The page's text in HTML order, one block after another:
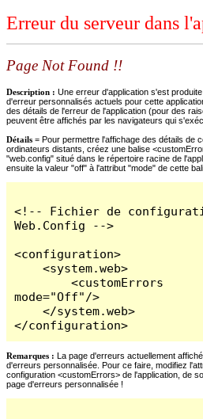
Erreur du serveur dans
Page Not Found !!
Description : Une erreur d'application s'est
d'erreur personnalisés actuels pour cette
des détails de l'erreur de l'application (pour des
peuvent être affichés par les navigateurs qui
Détails = Pour permettre l'affichage des détails de
ordinateurs distants, créez une balise
"web.config" situé dans le répertoire racine de
ensuite la valeur "off" à l'attribut "mode" de cette
<!-- Fichier de
Web.Config -->
<configuration>
    <system.web>
        <customErrors
mode="Off"/>
    </system.web>
</configuration>
Remarques : La page d'erreurs actuellement
d'erreurs personnalisée. Pour ce faire, modifiez
configuration <customErrors> de l'application, de
page d'erreurs personnalisée !